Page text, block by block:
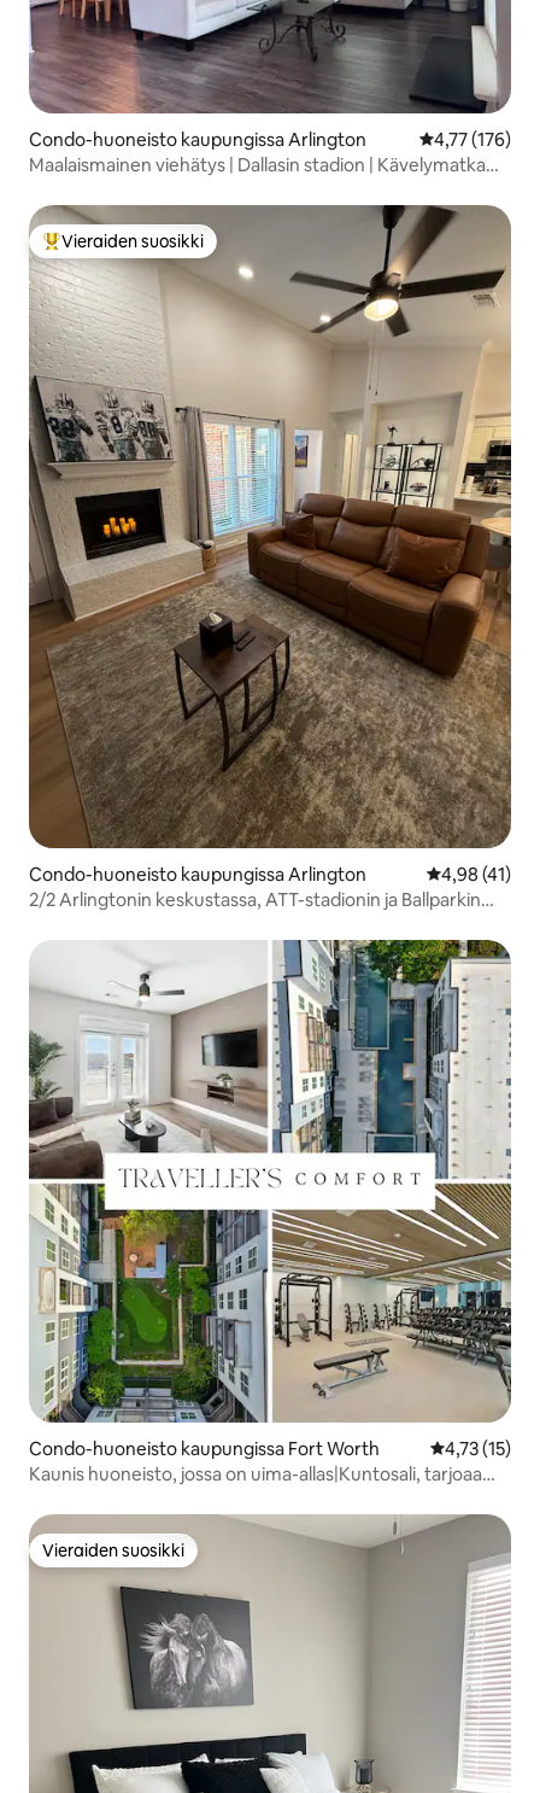
Condo-huoneisto kaupungissa Arlington
4,77 (176)
Maalaismainen viehätys | Dallasin stadion | Kävelymatka
Vieraiden suosikkien parhaimmistoa
Vieraiden suosikki
Condo-huoneisto kaupungissa Arlington
4,98 (41)
2/2 Arlingtonin keskustassa, ATT-stadionin ja Ballparkin
Condo-huoneisto kaupungissa Fort Worth
4,73 (15)
Kaunis huoneisto, jossa on uima-allas|Kuntosali, tarjoaa
Vieraiden suosikki
Vieraiden suosikki